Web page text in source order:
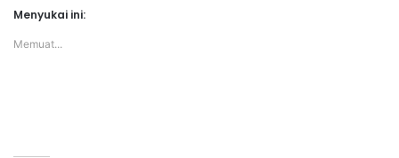
Menyukai ini:
Memuat...